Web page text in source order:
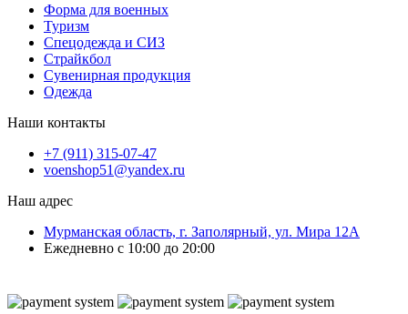
Форма для военных
Туризм
Спецодежда и СИЗ
Страйкбол
Сувенирная продукция
Одежда
Наши контакты
+7 (911) 315-07-47
voenshop51@yandex.ru
Наш адрес
Мурманская область, г. Заполярный, ул. Мира 12А
Ежедневно с 10:00 до 20:00